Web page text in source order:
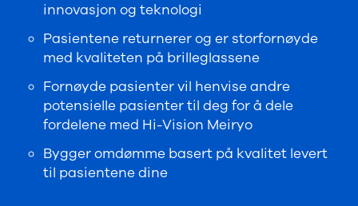
innovasjon og teknologi
Pasientene returnerer og er storfornøyde
med kvaliteten på brilleglassene
Fornøyde pasienter vil henvise andre
potensielle pasienter til deg for å dele
fordelene med Hi-Vision Meiryo
Bygger omdømme basert på kvalitet levert
til pasientene dine